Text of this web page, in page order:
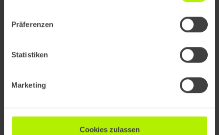
Präferenzen
Statistiken
Marketing
Cookies zulassen